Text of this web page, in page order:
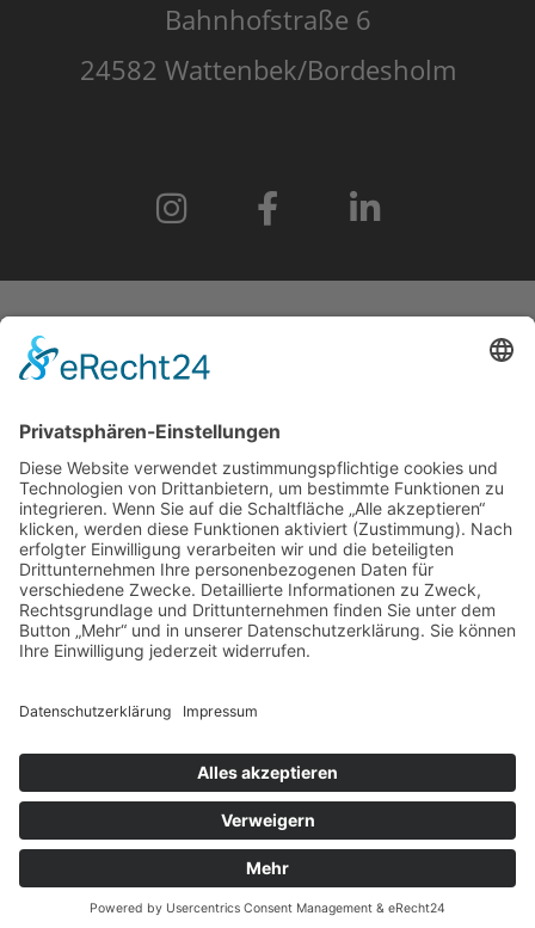
Bahnhofstraße 6
24582 Wattenbek/Bordesholm
DATENSCHUTZERKLÄRUNG
BARRIEREFREIHEITSERKLÄRUNG
GEWINNSPIELRICHTLINIEN
COOKIE-EINSTELLUNGEN
AGB
NEWSLETTER